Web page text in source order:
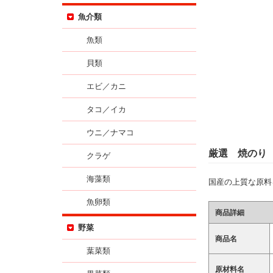
厳選 焼のり
国産の上質な原
商品詳細
商品名
原材料名
魚介類
魚類
貝類
エビ／カニ
タコ／イカ
ウニ／ナマコ
クラゲ
海藻類
魚卵類
野菜
葉菜類